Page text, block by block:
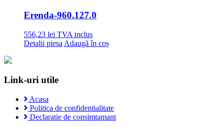
Erenda-960.127.0
556,23 lei TVA inclus
Detalii piesa Adaugă în coș
Link-uri utile
Acasa
Politica de confidentialitate
Declaratie de consimtamant